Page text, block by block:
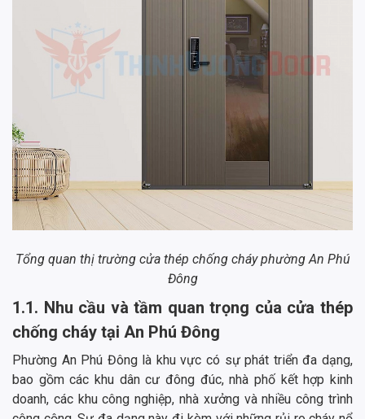
Tổng quan thị trường cửa thép chống cháy phường An Phú
Đông
1.1. Nhu cầu và tầm quan trọng của cửa thép
chống cháy tại An Phú Đông
Phường An Phú Đông là khu vực có sự phát triển đa dạng,
bao gồm các khu dân cư đông đúc, nhà phố kết hợp kinh
doanh, các khu công nghiệp, nhà xưởng và nhiều công trình